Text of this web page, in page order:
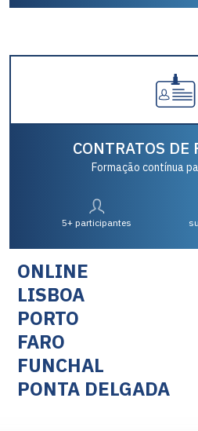
CONTRATOS DE
Formação contínua
5+ participantes
ONLINE
LISBOA
PORTO
FARO
FUNCHAL
PONTA DELGADA